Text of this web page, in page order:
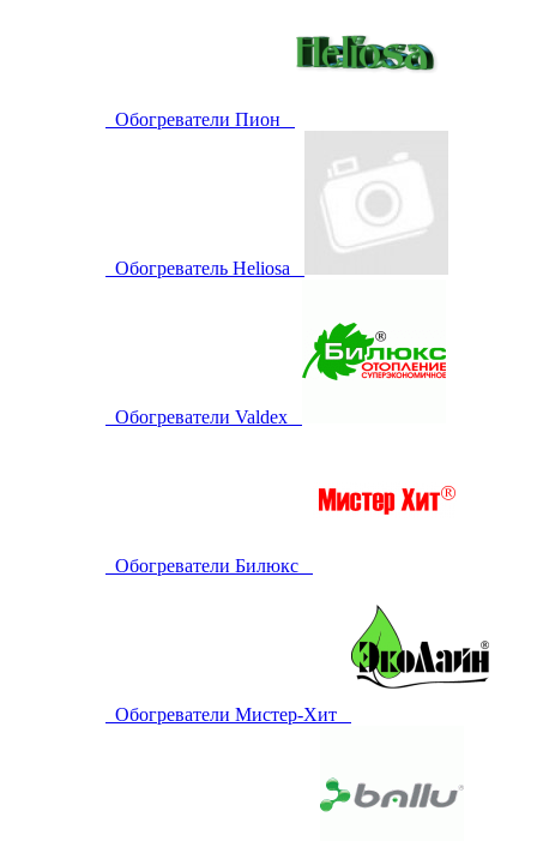
Обогреватели Пион
Обогреватель Heliosa
Обогреватели Valdex
Обогреватели Билюкс
Обогреватели Мистер-Хит